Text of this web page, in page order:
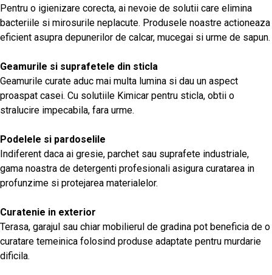
Pentru o igienizare corecta, ai nevoie de solutii care elimina
bacteriile si mirosurile neplacute. Produsele noastre actioneaza
eficient asupra depunerilor de calcar, mucegai si urme de sapun.
Geamurile si suprafetele din sticla
Geamurile curate aduc mai multa lumina si dau un aspect
proaspat casei. Cu solutiile Kimicar pentru sticla, obtii o
stralucire impecabila, fara urme.
Podelele si pardoselile
Indiferent daca ai gresie, parchet sau suprafete industriale,
gama noastra de detergenti profesionali asigura curatarea in
profunzime si protejarea materialelor.
Curatenie in exterior
Terasa, garajul sau chiar mobilierul de gradina pot beneficia de o
curatare temeinica folosind produse adaptate pentru murdarie
dificila.